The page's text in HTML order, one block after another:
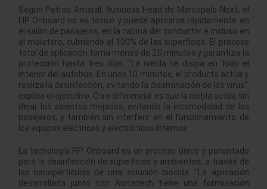
Según Petras Amaral, Business Head de Marcopolo Next, el
FIP Onboard no es tóxico y puede aplicarse rápidamente en
el salón de pasajeros, en la cabina del conductor e incluso en
el maletero, cubriendo el 100% de las superficies. El proceso
total de aplicación toma menos de 20 minutos y garantiza la
protección hasta tres días. “La niebla se disipa en todo el
interior del autobús. En unos 10 minutos, el producto actúa y
realiza la desinfección, evitando la diseminación de los virus”,
explica el ejecutivo. Otro diferencial es que la niebla actúa sin
dejar los asientos mojados, evitando la incomodidad de los
pasajeros, y también sin interferir en el funcionamiento de
los equipos eléctricos y electrónicos internos.
La tecnología FIP Onboard es un proceso único y patentado
para la desinfección de superficies y ambientes, a través de
las nanopartículas de una solución biocida. “La aplicación
desarrollada junto con Aurratech tiene una formulación